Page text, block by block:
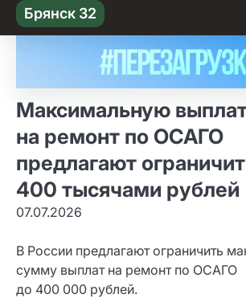
Skip
to content
Брянск 32
Максимальную
на ремонт по ОСАГО
предлагают
400 тысячами рублей
07.07.2026
В России предлагают ограничить
сумму выплат на ремонт по ОСАГО
до 400 000 рублей.